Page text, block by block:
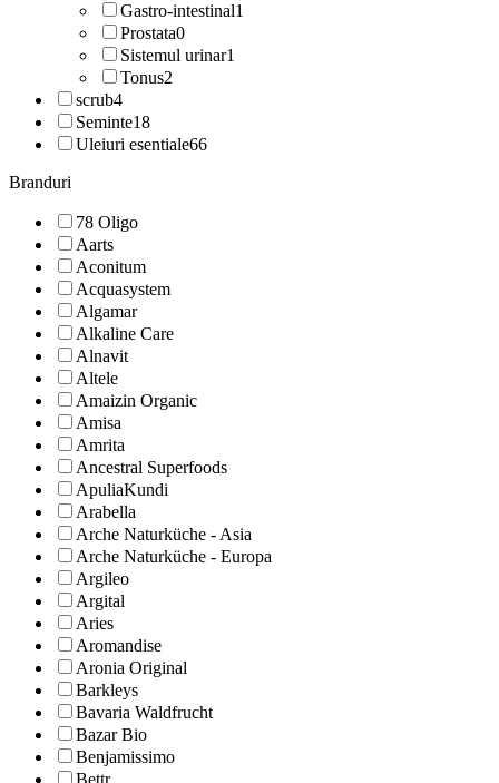
Gastro-intestinal1
Prostata0
Sistemul urinar1
Tonus2
scrub4
Seminte18
Uleiuri esentiale66
Branduri
78 Oligo
Aarts
Aconitum
Acquasystem
Algamar
Alkaline Care
Alnavit
Altele
Amaizin Organic
Amisa
Amrita
Ancestral Superfoods
ApuliaKundi
Arabella
Arche Naturküche - Asia
Arche Naturküche - Europa
Argileo
Argital
Aries
Aromandise
Aronia Original
Barkleys
Bavaria Waldfrucht
Bazar Bio
Benjamissimo